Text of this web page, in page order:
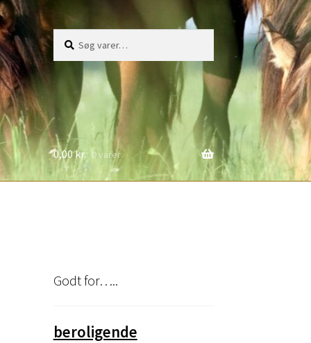
efter:
0,00kr. 0 varer
Godt for…..
beroligende